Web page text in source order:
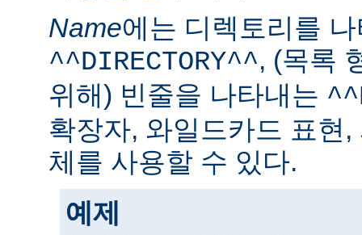
Name에는 디렉토리를
^^DIRECTORY^^, (목록
위해) 빈줄을 나타내는
확장자, 와일드카드 표현
체를 사용할 수 있다.
예제